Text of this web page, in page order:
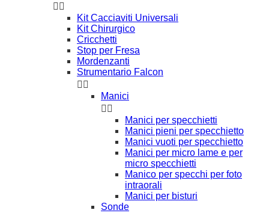
 
Kit Cacciaviti Universali
Kit Chirurgico
Cricchetti
Stop per Fresa
Mordenzanti
Strumentario Falcon
 
Manici
 
Manici per specchietti
Manici pieni per specchietto
Manici vuoti per specchietto
Manici per micro lame e per
micro specchietti
Manico per specchi per foto
intraorali
Manici per bisturi
Sonde